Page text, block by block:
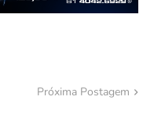
Próxima Postagem